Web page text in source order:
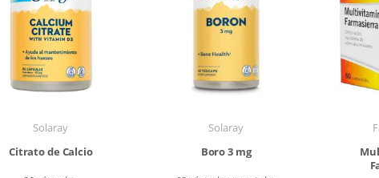
Solaray
Citrato de Calcio
Solaray
Boro 3 mg